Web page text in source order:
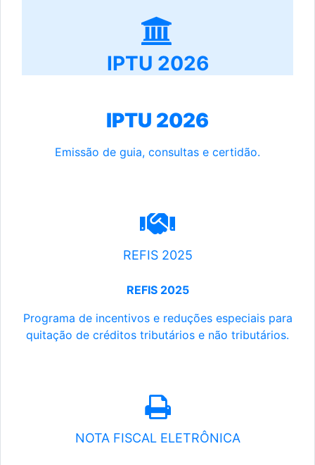
IPTU 2026
IPTU 2026
Emissão de guia, consultas e certidão.
REFIS 2025
REFIS 2025
Programa de incentivos e reduções especiais para
quitação de créditos tributários e não tributários.
NOTA FISCAL ELETRÔNICA